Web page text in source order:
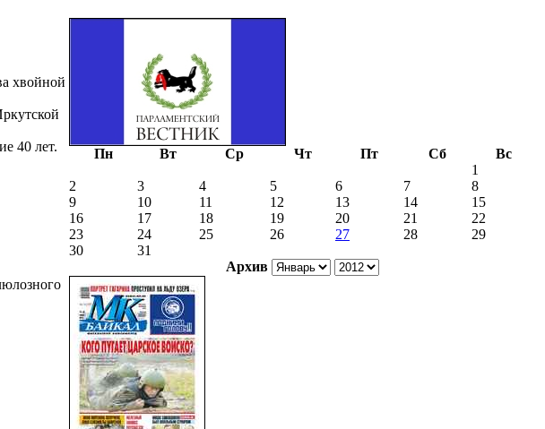
хвойной
40 лет.
Пн Вт Ср Чт Пт Сб
Вс
1
2
3 4 5 6 7
8
9
10 11 12 13 14
15
16
17 18 19 20 21
22
23
24 25 26 27 28
29
30
31
Архив